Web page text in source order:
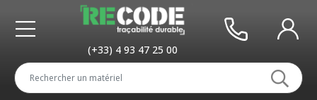
(+33) 4 93 47 25 00